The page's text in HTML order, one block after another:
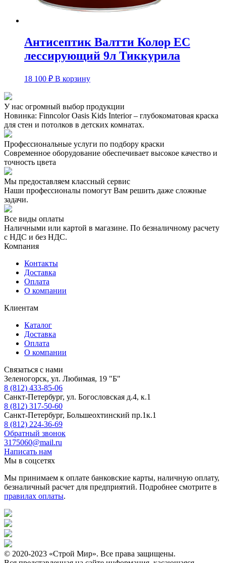
Антисептик Валтти Колор ЕС
лессирующий 9л Тиккурила
18 100 ₽ В корзину
У нас огромный выбор продукции
Новинка: Finncolor Oasis Kids Interior – глубокоматовая краска
для стен и потолков в детских комнатах.
Профессиональные услуги по подбору краски
Современное оборудование обеспечивает высокое качество и
точность цвета
Мы предоставляем классный сервис
Наши профессионалы помогут Вам решить даже сложные
задачи.
Все виды оплаты
Наличными или картой в магазине. По безналичному расчету
с НДС и без НДС.
Компания
Контакты
Доставка
Оплата
О компании
Клиентам
Каталог
Доставка
Оплата
О компании
Связаться с нами
Зеленогорск, ул. Любимая, 19 "Б"
8 (812) 433-85-06
Санкт-Петербург, ул. Богословская д.4, к.1
8 (812) 317-50-60
Санкт-Петербург, Большеохтинский пр.1к.1
8 (812) 224-36-69
Обратный звонок
3175060@mail.ru
Написать нам
Мы в соцсетях
Мы принимаем к оплате банковские карты, наличную оплату,
безналичный расчет для предприятий. Подробнее смотрите в
правилах оплаты.
© 2020-2023 «Строй Мир». Все права защищены.